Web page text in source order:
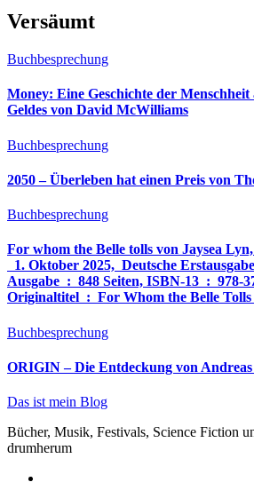
Versäumt
Buchbesprechung
Money: Eine Geschichte der Menschheit
Geldes von David McWilliams
Buchbesprechung
2050 – Überleben hat einen Preis von
Buchbesprechung
For whom the Belle tolls von Jaysea
1. Oktober 2025, ‎ Deutsche
Ausgabe ‏ : ‎ 848 Seiten, ISBN-13 ‏ : ‎ 978-3764533694,
Originaltitel ‏ : ‎ For Whom the Belle
Buchbesprechung
ORIGIN – Die Entdeckung von
Das ist mein Blog
Bücher, Musik, Festivals, Science Fiction
drumherum